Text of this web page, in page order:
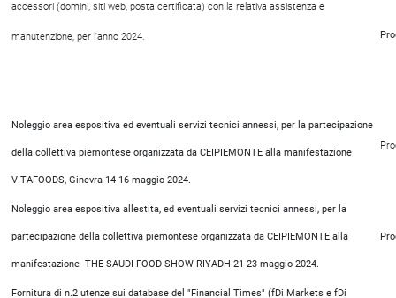
accessori (domini, siti web, posta certificata) con la relativa assistenza e
manutenzione, per l'anno 2024.
Noleggio area espositiva ed eventuali servizi tecnici annessi, per la partecipazione
della collettiva piemontese organizzata da CEIPIEMONTE alla manifestazione
VITAFOODS, Ginevra 14-16 maggio 2024.
Noleggio area espositiva allestita, ed eventuali servizi tecnici annessi, per la
partecipazione della collettiva piemontese organizzata da CEIPIEMONTE alla
manifestazione THE SAUDI FOOD SHOW-RIYADH 21-23 maggio 2024.
Fornitura di n.2 utenze sui database del "Financial Times" (fDi Markets e fDi